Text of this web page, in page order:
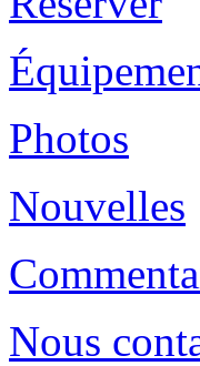
Photos
Nouvelles
Nous